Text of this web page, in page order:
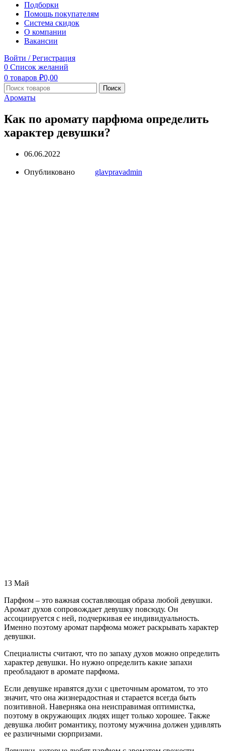
Подборки
Помощь покупателям
Система скидок
О компании
Вакансии
Войти / Регистрация
0 Список желаний
0 товаров ₽0,00
Поиск
Ароматы
Как по аромату парфюма определить
характер девушки?
06.06.2022
Опубликовано glavpravadmin
13 Май
Парфюм – это важная составляющая образа любой девушки.
Аромат духов сопровождает девушку повсюду. Он
ассоциируется с ней, подчеркивая ее индивидуальность.
Именно поэтому аромат парфюма может раскрывать характер
девушки.
Специалисты считают, что по запаху духов можно определить
характер девушки. Но нужно определить какие запахи
преобладают в аромате парфюма.
Если девушке нравятся духи с цветочным ароматом, то это
значит, что она жизнерадостная и старается всегда быть
позитивной. Наверняка она неисправимая оптимистка,
поэтому в окружающих людях ищет только хорошее. Также
девушка любит романтику, поэтому мужчина должен удивлять
ее различными сюрпризами.